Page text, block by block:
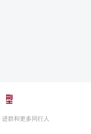
群和更多同行人